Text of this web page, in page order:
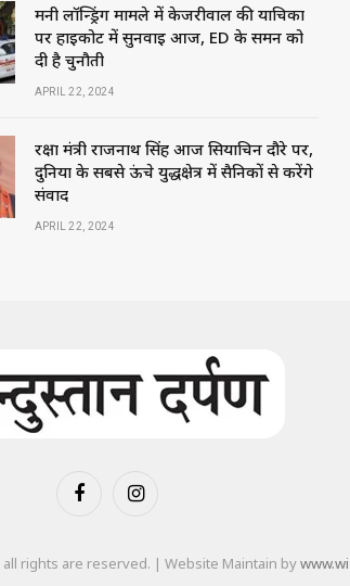
मनी लॉन्ड्रिंग मामले में केजरीवाल की याचिका
पर हाईकोर्ट में सुनवाई आज, ED के समन को
दी है चुनौती
APRIL 22, 2024
रक्षा मंत्री राजनाथ सिंह आज सियाचिन दौरे पर,
दुनिया के सबसे ऊंचे युद्धक्षेत्र में सैनिकों से करेंगे
संवाद
APRIL 22, 2024
FacebookInstagram
all rights are reserved. | Website Maintain by